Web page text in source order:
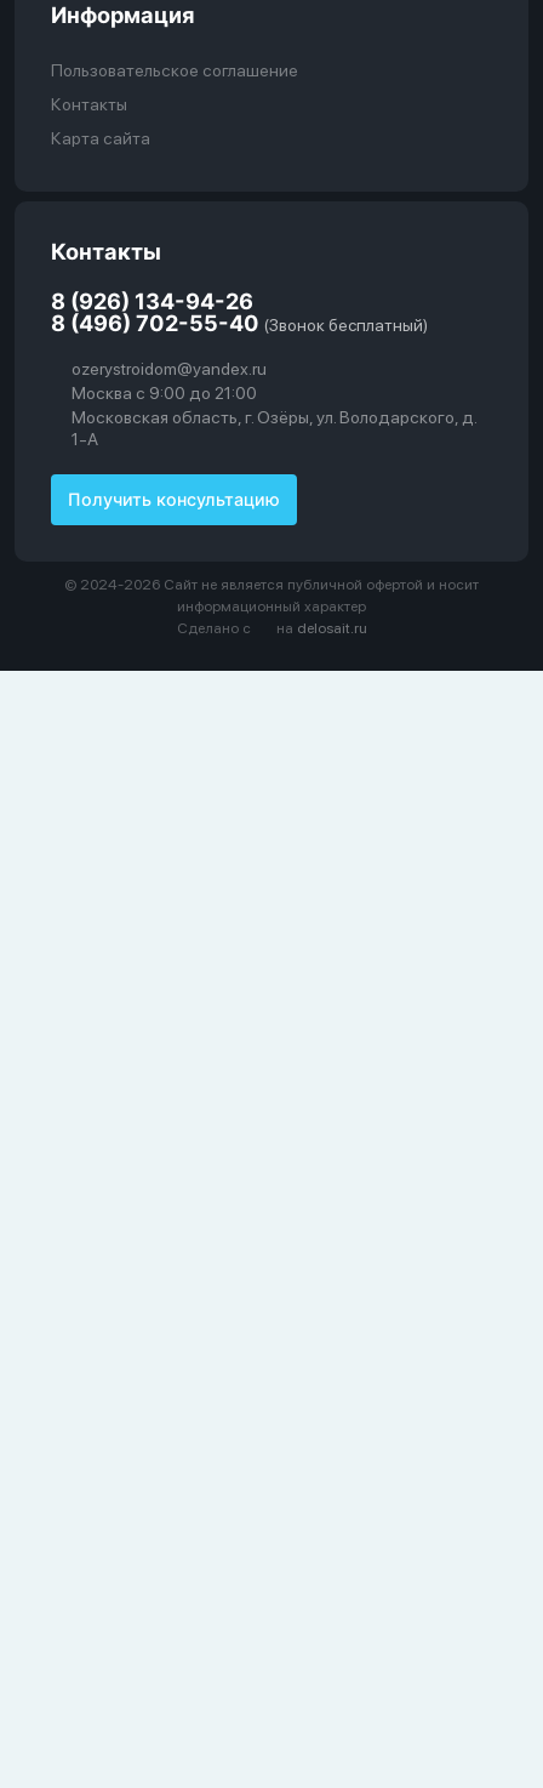
Информация
Пользовательское соглашение
Контакты
Карта сайта
Контакты
8 (926) 134-94-26
8 (496) 702-55-40 (Звонок бесплатный)
ozerystroidom@yandex.ru
Москва с 9:00 до 21:00
Московская область, г. Озёры, ул. Володарского, д.
1-А
Получить консультацию
© 2024-2026 Сайт не является публичной офертой и носит
информационный характер
Сделано с
на delosait.ru